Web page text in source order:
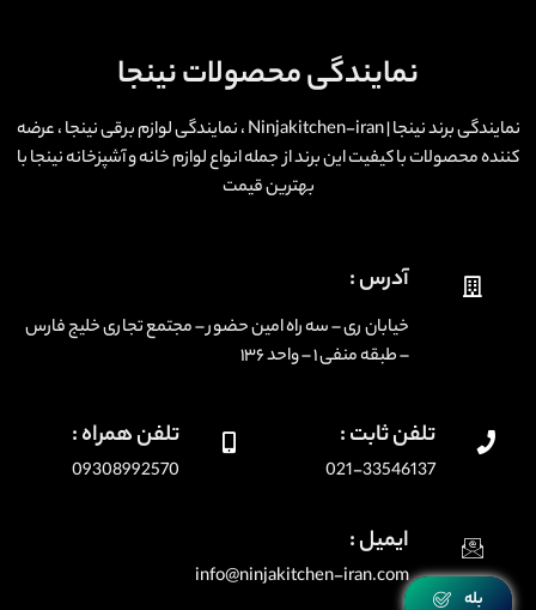
نمایندگی محصولات نینجا
نمایندگی برند نینجا | Ninjakitchen-iran ، نمایندگی لوازم برقی نینجا ، عرضه
کننده محصولات با کیفیت این برند از جمله انواع لوازم خانه و آشپزخانه نینجا با
بهترین قیمت
آدرس :
خیابان ری – سه راه امین حضور – مجتمع تجاری خلیج فارس
– طبقه منفی ۱ – واحد ۱۳۶
تلفن ثابت :
021-33546137
تلفن همراه :
09308992570
ایمیل :
info@ninjakitchen-iran.com
بله